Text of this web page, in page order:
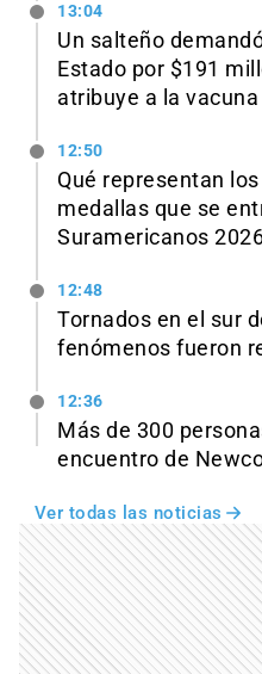
13:04
Un salteño
Estado por $191
atribuye a la
12:50
Qué representan
medallas que se
Suramericanos
12:48
Tornados en el sur
fenómenos fueron
12:36
Más de 300
encuentro de
Ver todas las noticias